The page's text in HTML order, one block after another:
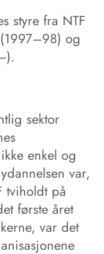
styre fra NTF
og
sektor
enkel og
var,
tviholdt på
første året
var det